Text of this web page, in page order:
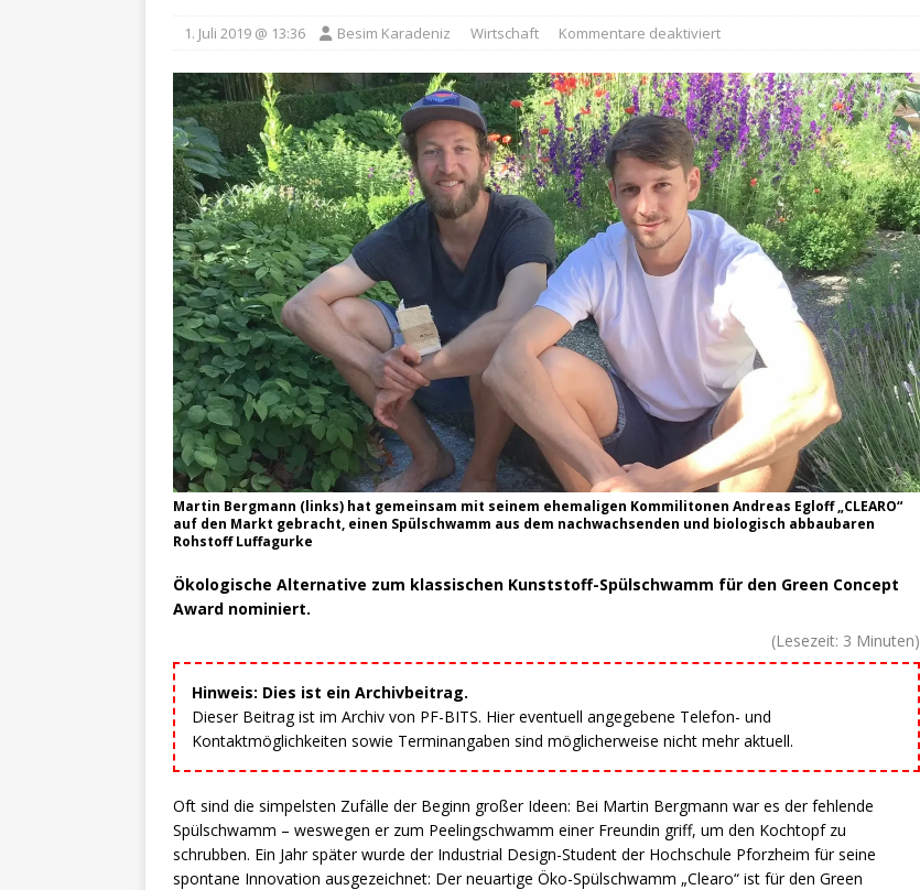
1. Juli 2019 @ 13:36 Besim Karadeniz Wirtschaft Kommentare deaktiviert
Martin Bergmann (links) hat gemeinsam mit seinem ehemaligen Kommilitonen Andreas Egloff „CLEARO“
auf den Markt gebracht, einen Spülschwamm aus dem nachwachsenden und biologisch abbaubaren
Rohstoff Luffagurke
Ökologische Alternative zum klassischen Kunststoff-Spülschwamm für den Green Concept
Award nominiert.
(Lesezeit: 3 Minuten)
Hinweis: Dies ist ein Archivbeitrag.
Dieser Beitrag ist im Archiv von PF-BITS. Hier eventuell angegebene Telefon- und
Kontaktmöglichkeiten sowie Terminangaben sind möglicherweise nicht mehr aktuell.
Oft sind die simpelsten Zufälle der Beginn großer Ideen: Bei Martin Bergmann war es der fehlende
Spülschwamm – weswegen er zum Peelingschwamm einer Freundin griff, um den Kochtopf zu
schrubben. Ein Jahr später wurde der Industrial Design-Student der Hochschule Pforzheim für seine
spontane Innovation ausgezeichnet: Der neuartige Öko-Spülschwamm „Clearo“ ist für den Green